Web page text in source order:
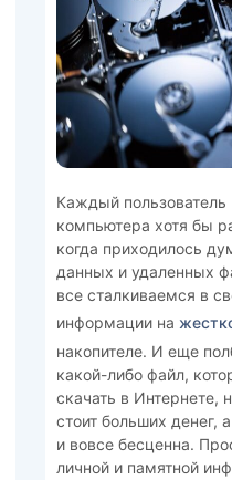
Каждый пользователь
компьютера хотя бы
когда приходилось
данных и удаленных
все сталкиваемся в
информации на
накопителе. И еще
какой-либо файл,
скачать в Интернете,
стоит больших денег,
и вовсе бесценна.
личной и памятной